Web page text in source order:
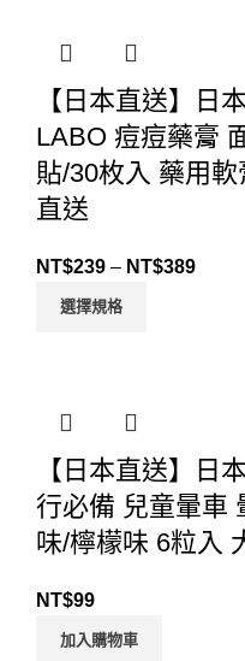
【日本直送】日
LABO 痘痘藥膏
貼/30枚入 藥用
直送
NT$239 – NT$389
選擇規格
【日本直送】日
行必備 兒童暈車
味/檸檬味 6粒入
NT$99
加入購物車